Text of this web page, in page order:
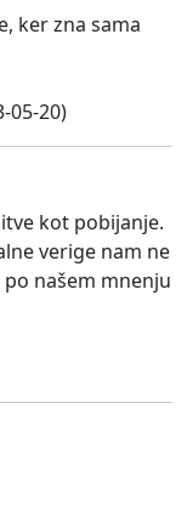
ker zna sama
05-20)
kot pobijanje.
verige nam ne
našem mnenju